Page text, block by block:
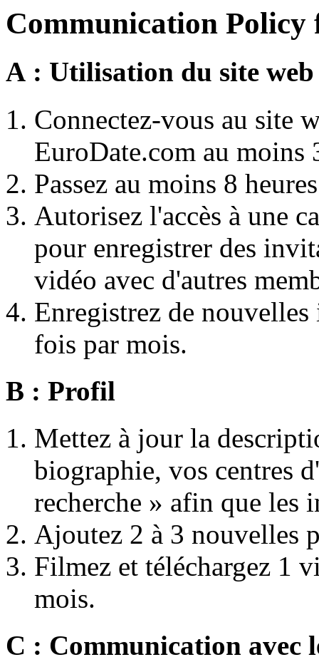
Communication Policy
A : Utilisation du site
Connectez-vous au site
EuroDate.com au moins
Passez au moins 8
Autorisez l'accès à une
pour enregistrer des
vidéo avec d'autres
Enregistrez de
fois par mois.
B : Profil
Mettez à jour la
biographie, vos centres
recherche » afin que les
Ajoutez 2 à 3 nouvelles
Filmez et téléchargez 1
mois.
C : Communication avec